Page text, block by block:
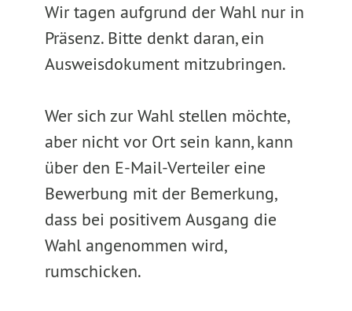
Wir tagen aufgrund der Wahl nur in
Präsenz. Bitte denkt daran, ein
Ausweisdokument mitzubringen.
Wer sich zur Wahl stellen möchte,
aber nicht vor Ort sein kann, kann
über den E-Mail-Verteiler eine
Bewerbung mit der Bemerkung,
dass bei positivem Ausgang die
Wahl angenommen wird,
rumschicken.